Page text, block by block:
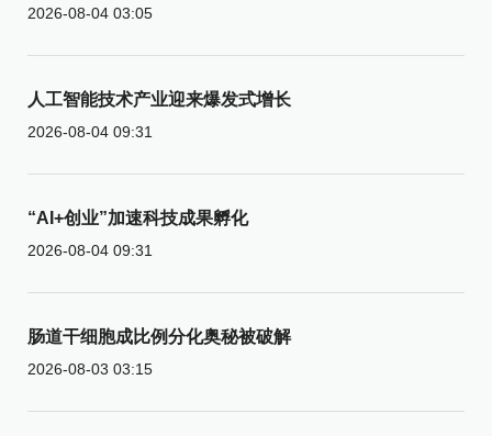
2026-08-04 03:05
人工智能技术产业迎来爆发式增长
2026-08-04 09:31
“AI+创业”加速科技成果孵化
2026-08-04 09:31
肠道干细胞成比例分化奥秘被破解
2026-08-03 03:15